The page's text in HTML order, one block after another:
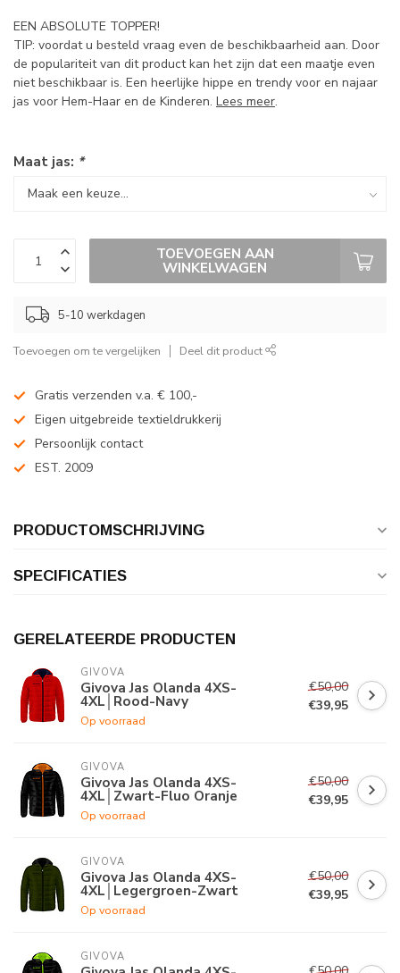
EEN ABSOLUTE TOPPER!
TIP: voordat u besteld vraag even de beschikbaarheid aan. Door
de populariteit van dit product kan het zijn dat een maatje even
niet beschikbaar is. Een heerlijke hippe en trendy voor en najaar
jas voor Hem-Haar en de Kinderen. Lees meer.
Maat jas: *
TOEVOEGEN AAN
WINKELWAGEN
5-10 werkdagen
Toevoegen om te vergelijken Deel dit product
Gratis verzenden v.a. € 100,-
Eigen uitgebreide textieldrukkerij
Persoonlijk contact
EST. 2009
PRODUCTOMSCHRIJVING
SPECIFICATIES
GERELATEERDE PRODUCTEN
GIVOVA
Givova Jas Olanda 4XS-
4XL│Rood-Navy
Op voorraad
€50,00
€39,95
GIVOVA
Givova Jas Olanda 4XS-
4XL│Zwart-Fluo Oranje
Op voorraad
€50,00
€39,95
GIVOVA
Givova Jas Olanda 4XS-
4XL│Legergroen-Zwart
Op voorraad
€50,00
€39,95
GIVOVA